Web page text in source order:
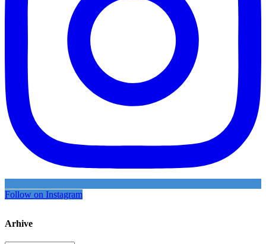
Follow on Instagram
Arhive